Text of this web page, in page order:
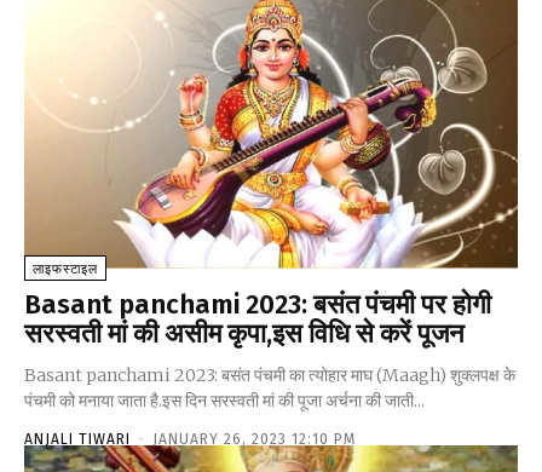
लाइफस्टाइल
Basant panchami 2023: बसंत पंचमी पर होगी
सरस्वती मां की असीम कृपा,इस विधि से करें पूजन
Basant panchami 2023: बसंत पंचमी का त्योहार माघ (Maagh) शुक्लपक्ष के
पंचमी को मनाया जाता है.इस दिन सरस्वती मां की पूजा अर्चना की जाती...
ANJALI TIWARI - JANUARY 26, 2023 12:10 PM